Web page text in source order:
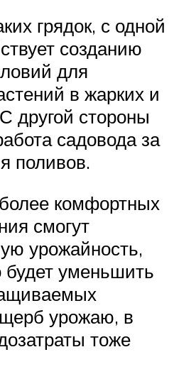
грядок, с одной
созданию
для
в жарких и
другой стороны
садовода за
поливов.
комфортных
смогут
урожайность,
уменьшить
урожаю, в
тоже